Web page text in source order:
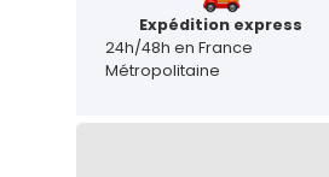
Expédition express
24h/48h en France
Métropolitaine